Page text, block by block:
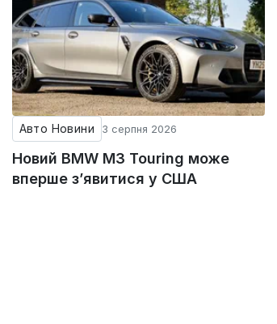
Авто Новини 3 серпня 2026
Новий BMW M3 Touring може
вперше з’явитися у США